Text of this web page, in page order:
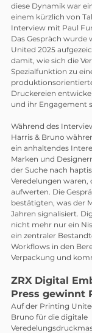
diese Dynamik war
einem kürzlich von
Interview mit Paul
Das Gespräch wurde
United 2025
damit, wie sich die
Spezialfunktion zu
Druckereien
und ihr Engagement
Während des
Harris & Bruno
ein anhaltendes
Marken und
der Suche nach
Veredelungen waren,
aufwerten. Die
bestätigten, was der
Jahren signalisiert.
nicht mehr nur ein
ein zentraler
Workflows in den
Verpackung und
ZRX Digital
Press gewinnt
Auf der Printing
Bruno für die digitale